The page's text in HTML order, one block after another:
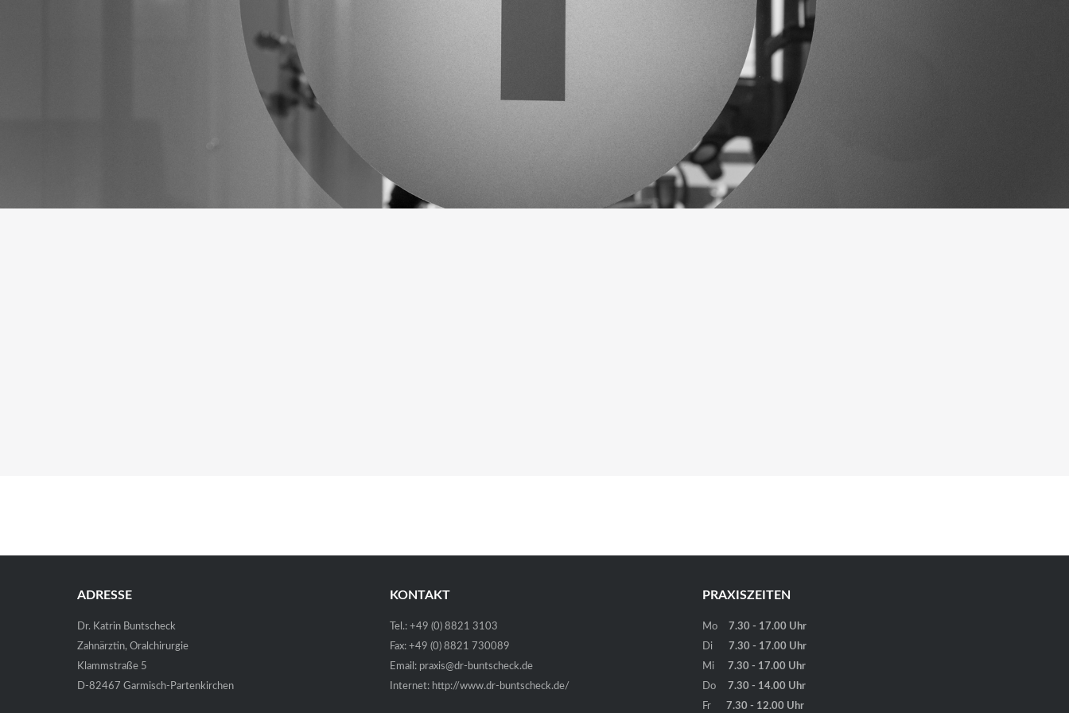
ADRESSE
Dr. Katrin Buntscheck
Zahnärztin, Oralchirurgie
Klammstraße 5
D-82467 Garmisch-Partenkirchen
KONTAKT
Tel.: +49 (0) 8821 3103
Fax: +49 (0) 8821 730089
Email: praxis@dr-buntscheck.de
Internet: http://www.dr-buntscheck.de/
PRAXISZEITEN
Mo
7.30 - 17.00 Uhr
Di
7.30 - 17.00 Uhr
Mi
7.30 - 17.00 Uhr
Do
7.30 - 14.00 Uhr
Fr
7.30 - 12.00 Uhr